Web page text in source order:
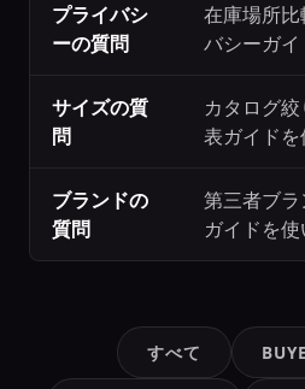
プライバシ
ーの質問
在庫場所
バシーガイ
サイズの質
問
カタログ
表ガイドを
ブランドの
質問
第三者ブ
ガイドを使
すべて